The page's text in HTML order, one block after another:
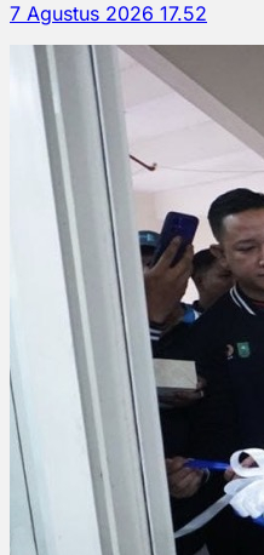
7 Agustus 2026 17.52